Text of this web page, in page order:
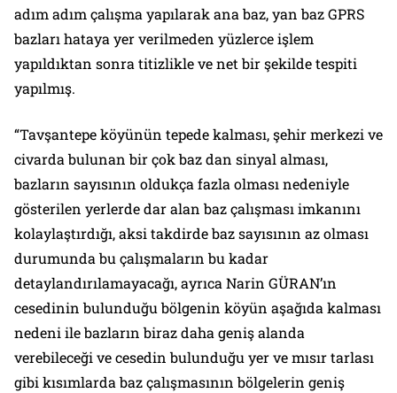
adım adım çalışma yapılarak ana baz, yan baz GPRS
bazları hataya yer verilmeden yüzlerce işlem
yapıldıktan sonra titizlikle ve net bir şekilde tespiti
yapılmış.
“Tavşantepe köyünün tepede kalması, şehir merkezi ve
civarda bulunan bir çok baz dan sinyal alması,
bazların sayısının oldukça fazla olması nedeniyle
gösterilen yerlerde dar alan baz çalışması imkanını
kolaylaştırdığı, aksi takdirde baz sayısının az olması
durumunda bu çalışmaların bu kadar
detaylandırılamayacağı, ayrıca Narin GÜRAN’ın
cesedinin bulunduğu bölgenin köyün aşağıda kalması
nedeni ile bazların biraz daha geniş alanda
verebileceği ve cesedin bulunduğu yer ve mısır tarlası
gibi kısımlarda baz çalışmasının bölgelerin geniş